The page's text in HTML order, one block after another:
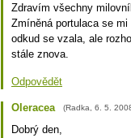
Zdravím všechny
Zmíněná portulaca se
odkud se vzala, ale
stále znova.
Odpovědět
Oleracea (Radka 6. 5.
Dobrý den,